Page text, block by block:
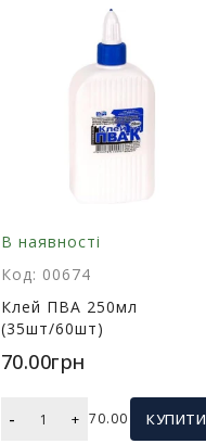
В наявності
Код: 00674
Клей ПВА 250мл
(35шт/60шт)
70.00грн
- + 70.00 КУПИТИ